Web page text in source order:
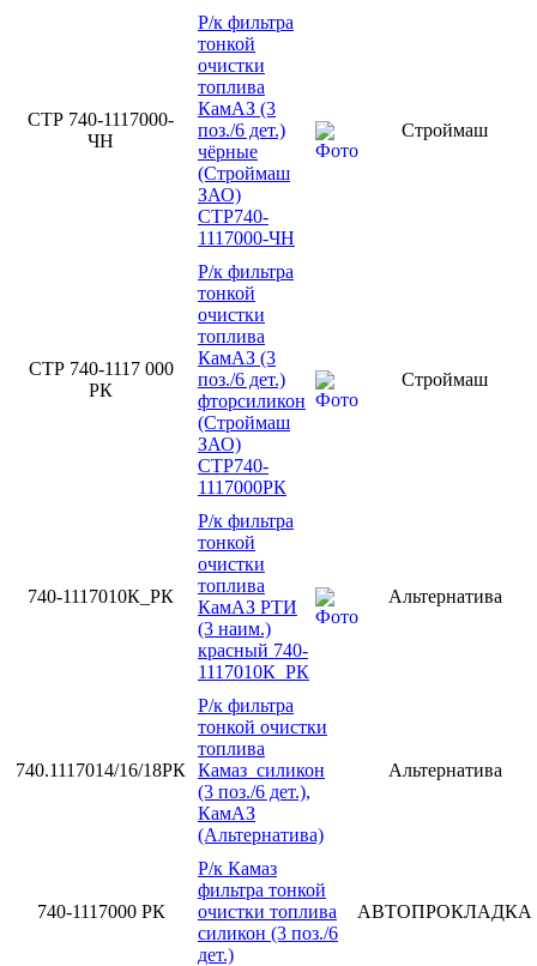
СТР 740-1117000-
ЧН
Р/к фильтра
тонкой
очистки
топлива
КамАЗ (3
поз./6 дет.)
чёрные
(Строймаш
ЗАО)
СТР740-
1117000-ЧН
Строймаш
СТР 740-1117 000
РК
Р/к фильтра
тонкой
очистки
топлива
КамАЗ (3
поз./6 дет.)
фторсиликон
(Строймаш
ЗАО)
СТР740-
1117000РК
Строймаш
740-1117010К_РК
Р/к фильтра
тонкой
очистки
топлива
КамАЗ РТИ
(3 наим.)
красный 740-
1117010К_РК
Альтернатива
740.1117014/16/18РК
Р/к фильтра
тонкой очистки
топлива
Камаз_силикон
(3 поз./6 дет.),
КамАЗ
(Альтернатива)
Альтернатива
740-1117000 РК
Р/к Камаз
фильтра тонкой
очистки топлива
силикон (3 поз./6
дет.)
АВТОПРОКЛАДКА